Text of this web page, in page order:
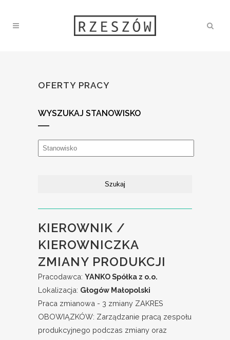
OFERTY PRACY
WYSZUKAJ STANOWISKO
KIEROWNIK /
KIEROWNICZKA
ZMIANY PRODUKCJI
Pracodawca: YANKO Spółka z o.o.
Lokalizacja: Głogów Małopolski
Praca zmianowa - 3 zmiany ZAKRES
OBOWIĄZKÓW: Zarządzanie pracą zespołu
produkcyjnego podczas zmiany oraz